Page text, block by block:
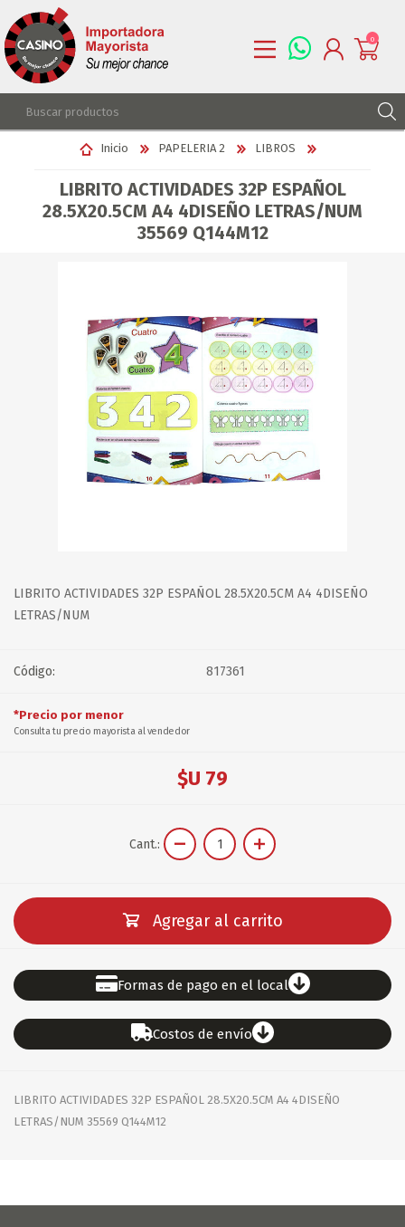
REGISTRARSE
LISTA DE DESEOS
0
Inicio PAPELERIA 2 LIBROS
LIBRITO ACTIVIDADES 32P ESPAÑOL
28.5X20.5CM A4 4DISEÑO LETRAS/NUM
35569 Q144M12
LIBRITO ACTIVIDADES 32P ESPAÑOL 28.5X20.5CM A4 4DISEÑO
LETRAS/NUM
Código: 817361
*Precio por menor
Consulta tu precio mayorista al vendedor
$U 79
Cant.:
Agregar al carrito
Formas de pago en el local
Costos de envío
LIBRITO ACTIVIDADES 32P ESPAÑOL 28.5X20.5CM A4 4DISEÑO
LETRAS/NUM 35569 Q144M12